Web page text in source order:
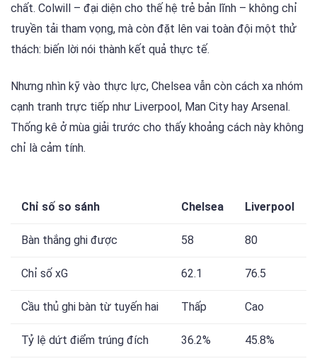
chất. Colwill – đại diện cho thế hệ trẻ bản lĩnh – không chỉ
truyền tải tham vọng, mà còn đặt lên vai toàn đội một thử
thách: biến lời nói thành kết quả thực tế.
Nhưng nhìn kỹ vào thực lực, Chelsea vẫn còn cách xa nhóm
cạnh tranh trực tiếp như Liverpool, Man City hay Arsenal.
Thống kê ở mùa giải trước cho thấy khoảng cách này không
chỉ là cảm tính.
Chỉ số so sánh Chelsea Liverpool
Bàn thắng ghi được 58 80
Chỉ số xG 62.1 76.5
Cầu thủ ghi bàn từ tuyến hai Thấp Cao
Tỷ lệ dứt điểm trúng đích 36.2% 45.8%